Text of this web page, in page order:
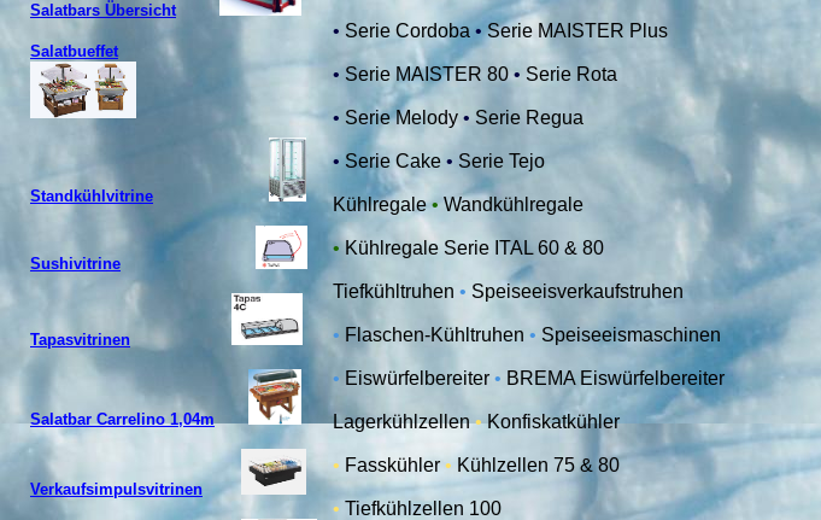
Salatbars Übersicht
Salatbueffet
Standkühlvitrine
Sushivitrine
Tapasvitrinen
Salatbar Carrelino 1,04m
Verkaufsimpulsvitrinen
• Serie Cordoba •Serie MAISTER Plus
• Serie MAISTER 80 • Serie Rota
• Serie Melody • Serie Regua
• Serie Cake • Serie Tejo
Kühlregale• Wandkühlregale
•Kühlregale Serie ITAL 60 & 80
Tiefkühltruhen • Speiseeisverkaufstruhen
• Flaschen-Kühltruhen • Speiseeismaschinen
• Eiswürfelbereiter • BREMA Eiswürfelbereiter
Lagerkühlzellen•Konfiskatkühler
• Fasskühler• Kühlzellen 75 & 80
• Tiefkühlzellen 100